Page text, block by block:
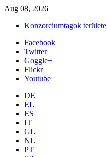
Aug 08, 2026
Konzorciumtagok területe
Facebook
Twitter
Goggle+
Flickr
Youtube
DE
EL
ES
IT
GL
NL
PT